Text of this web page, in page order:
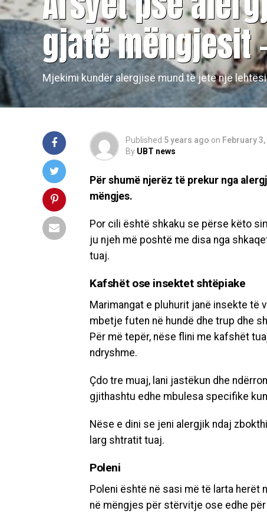
gjatë mëngjesit
Mjekimi kundër alergjisë mund të jetë një
Published 5 years ago on February 3,
By UBT news
Për shumë njerëz të prekur nga
mëngjes.
Por cili është shkaku se përse këto
ju njeh më poshtë me disa nga
tuaj.
Kafshët ose insektet shtëpiake
Marimangat e pluhurit janë insekte të
mbetje futen në hundë dhe trup dhe
Për më tepër, nëse flini me kafshët
ndryshme.
Çdo tre muaj, lani jastëkun dhe
gjithashtu edhe mbulesa specifike
Nëse e dini se jeni alergjik ndaj
larg shtratit tuaj.
Poleni
Poleni është në sasi më të larta herët
në mëngjes për stërvitje ose edhe